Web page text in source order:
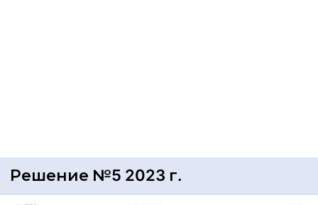
Решение №5 2023 г.